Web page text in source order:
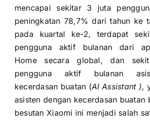
mencapai sekitar 3 juta
peningkatan 78,7% dari tahun ke
pada kuartal ke-2, terdapat
pengguna aktif bulanan dari
Home secara global, dan
pengguna aktif bulanan
kecerdasan buatan (AI Assistant ),
asisten dengan kecerdasan buatan
besutan Xiaomi ini menjadi salah